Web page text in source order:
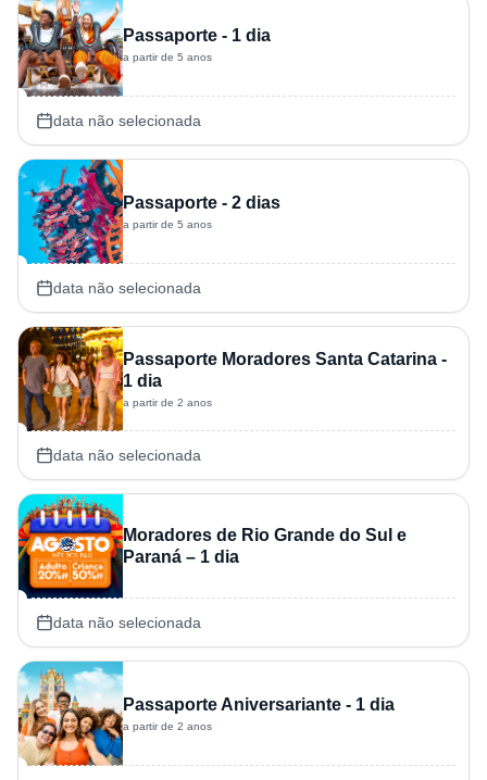
Passaporte - 1 dia
a partir de 5 anos
data não selecionada
Passaporte - 2 dias
a partir de 5 anos
data não selecionada
Passaporte Moradores Santa Catarina -
1 dia
a partir de 2 anos
data não selecionada
Moradores de Rio Grande do Sul e
Paraná – 1 dia
data não selecionada
Passaporte Aniversariante - 1 dia
a partir de 2 anos